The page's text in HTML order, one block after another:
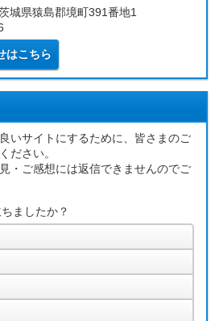
県猿島郡境町391番地1
はこちら
いサイトにするために、皆さまのご
ださい。
・ご感想には返信できませんのでご
ましたか？